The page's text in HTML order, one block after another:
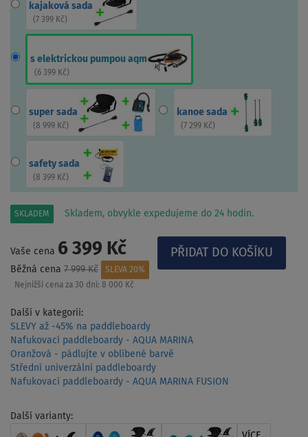
kajaková sada
(7 399 Kč)
s elektrickou pumpou aqm
(6 399 Kč)
super sada
(8 999 Kč)
kanoe sada
(7 299 Kč)
safety sada
(8 399 Kč)
SKLADEM Skladem, obvykle expedujeme do 24 hodin.
Vaše cena 6 399 Kč
Běžná cena 7 999 Kč
SLEVA 20%
Nejnižší cena za 30 dní: 8 000 Kč
Další v kategorii:
SLEVY až -45% na paddleboardy
Nafukovací paddleboardy - AQUA MARINA
Oranžová - pádlujte v oblíbené barvě
Střední univerzální paddleboardy
Nafukovací paddleboardy - AQUA MARINA FUSION
Další varianty: